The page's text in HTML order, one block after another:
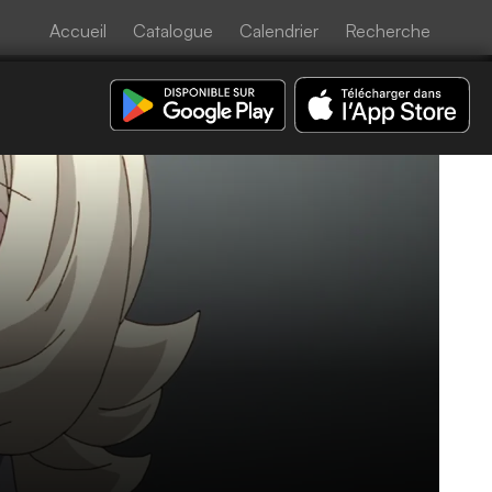
Accueil Catalogue Calendrier Recherche